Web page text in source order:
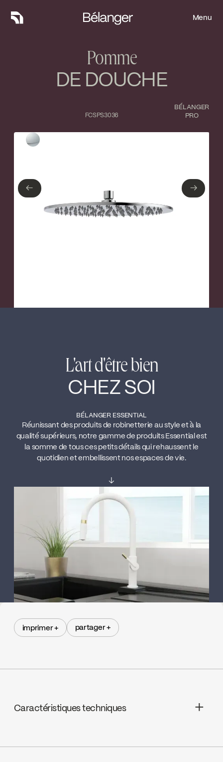
Menu
Menu
Pomme
DE DOUCHE
BÉLANGER
PRO
FCSPS3036
Type de finition
← →
L'art d'être bien
CHEZ SOI
BÉLANGER ESSENTIAL
Réunissant des produits de robinetterie au style et à la
qualité supérieurs, notre gamme de produits Essential est
la somme de tous ces petits détails qui rehaussent le
quotidien et embellissent nos espaces de vie.
↓
imprimer + partager +
Caractéristiques techniques
Garantie à vie limitée